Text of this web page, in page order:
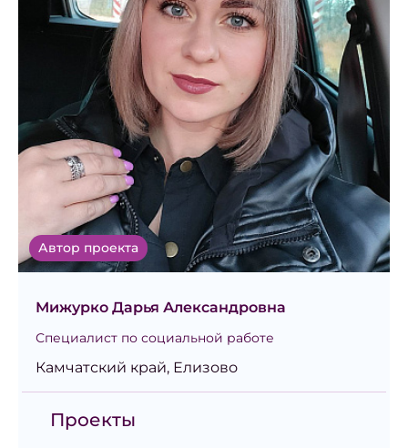
Автор проекта
Мижурко Дарья Александровна
Специалист по социальной работе
Камчатский край, Елизово
Проекты